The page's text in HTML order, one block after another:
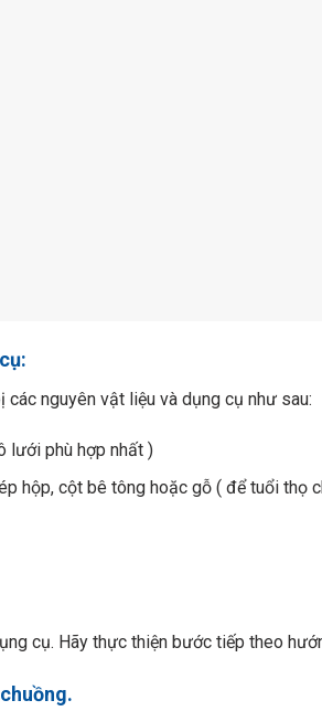
nguyên vật liệu và dụng cụ như sau:
lưới phù hợp nhất )
hộp, cột bê tông hoặc gỗ ( để tuổi thọ
cụ. Hãy thực thiện bước tiếp theo